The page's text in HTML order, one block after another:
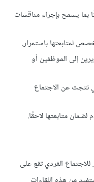
بما يسمح بإجراء مناقشات
لمتابعتها باستمرار.
إلى الموظفين أو
نتجت عن الاجتماع
متابعتها لاحقًا.
الفردي تقع على